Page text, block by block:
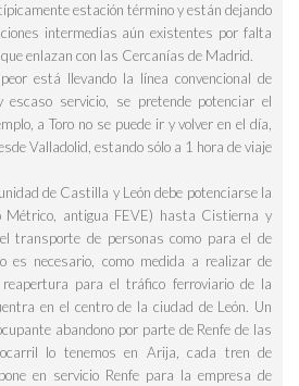
estación término y están dejando
intermedias aún existentes por falta
enlazan con las Cercanías de Madrid.
está llevando la línea convencional de
escaso servicio, se pretende potenciar el
aToro no se puede ir y volver en el día,
Valladolid, estando sólo a 1 hora de viaje
de Castilla y León debe potenciarse la
Métrico, antigua FEVE) hasta Cistierna y
transporte de personas como para el de
es necesario, como medida a realizar de
para el tráfico ferroviario de la
en el centro de la ciudad de León. Un
abandono por parte de Renfe de las
lo tenemos en Arija, cada tren de
en servicio Renfe para la empresa de